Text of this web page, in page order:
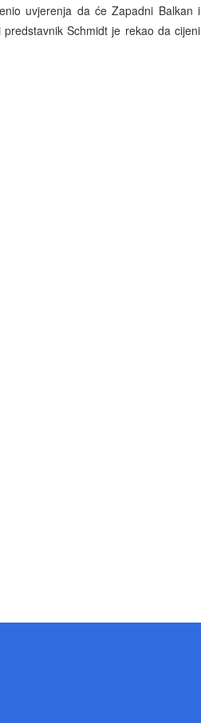
uvjerenja da će Zapadni Balkan i
Schmidt je rekao da cijeni